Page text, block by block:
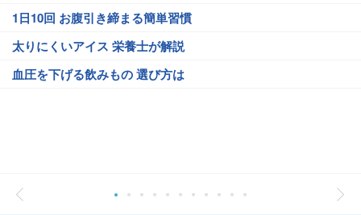
1日10回 お腹引き締まる簡単習慣
太りにくいアイス 栄養士が解説
血圧を下げる飲みもの 選び方は